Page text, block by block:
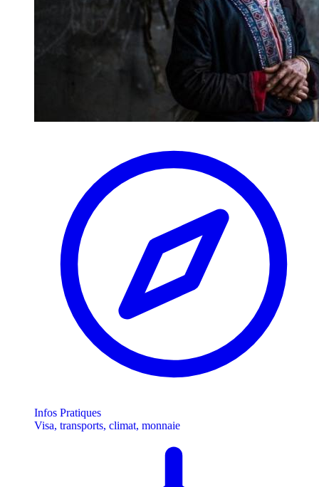
Infos Pratiques
Visa, transports, climat, monnaie